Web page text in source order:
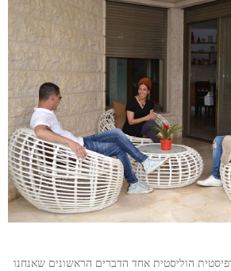
הוליסטית אחד הדברים הראשונים שאנחנו